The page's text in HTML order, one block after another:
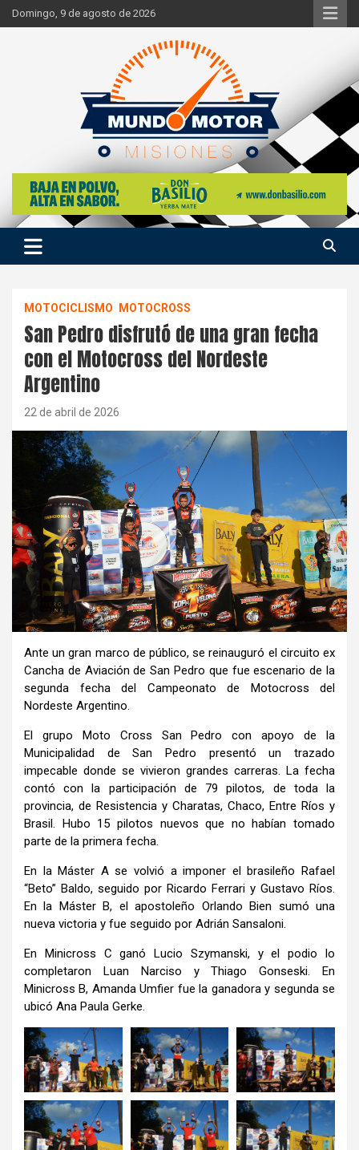
Skip
to
Domingo, 9 de agosto de 2026
Mundo Motor Misiones
Si hay ruido de motores ahí estaremos
MOTOCICLISMO MOTOCROSS
San Pedro disfrutó de una gran fecha
con el Motocross del Nordeste
Argentino
22 de abril de 2026
Ante un gran marco de público, se reinauguró el circuito ex
Cancha de Aviación de San Pedro que fue escenario de la
segunda fecha del Campeonato de Motocross del
Nordeste Argentino.
El grupo Moto Cross San Pedro con apoyo de la
Municipalidad de San Pedro presentó un trazado
impecable donde se vivieron grandes carreras. La fecha
contó con la participación de 79 pilotos, de toda la
provincia, de Resistencia y Charatas, Chaco, Entre Ríos y
Brasil. Hubo 15 pilotos nuevos que no habían tomado
parte de la primera fecha.
En la Máster A se volvió a imponer el brasileño Rafael
“Beto” Baldo, seguido por Ricardo Ferrari y Gustavo Ríos.
En la Máster B, el apostoleño Orlando Bien sumó una
nueva victoria y fue seguido por Adrián Sansaloni.
En Minicross C ganó Lucio Szymanski, y el podio lo
completaron Luan Narciso y Thiago Gonseski. En
Minicross B, Amanda Umfier fue la ganadora y segunda se
ubicó Ana Paula Gerke.